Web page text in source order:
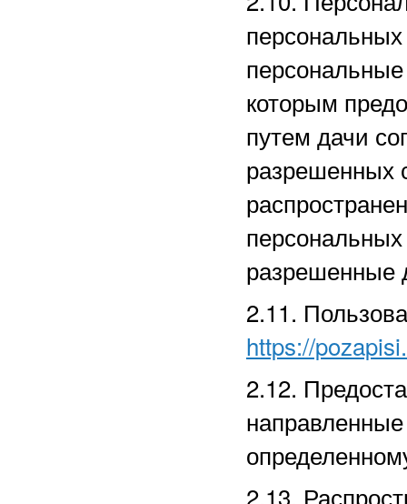
персональные
которым
путем дачи
разрешенных
разрешенные
2.11.
https://
2.12.
2.13.